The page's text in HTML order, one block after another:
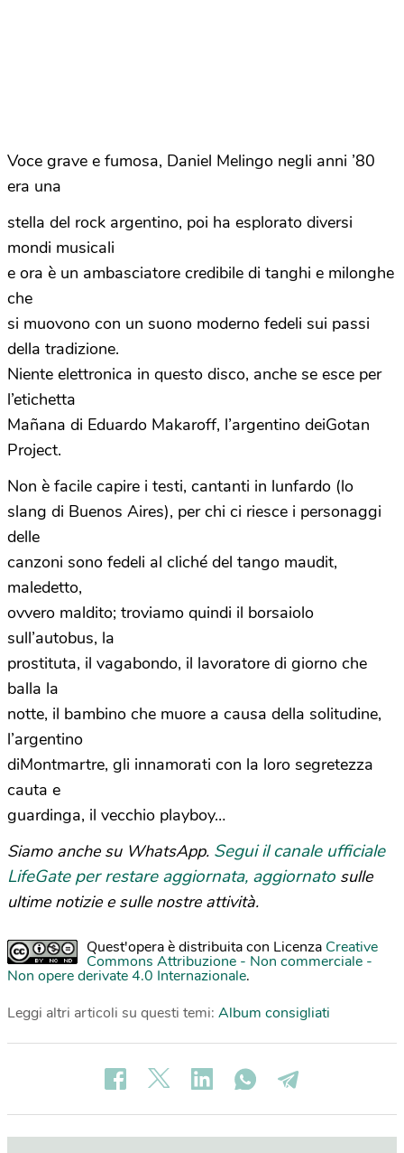
Voce grave e fumosa, Daniel Melingo negli anni ’80
era una
stella del rock argentino, poi ha esplorato diversi
mondi musicali
e ora è un ambasciatore credibile di tanghi e milonghe
che
si muovono con un suono moderno fedeli sui passi
della tradizione.
Niente elettronica in questo disco, anche se esce per
l’etichetta
Mañana di Eduardo Makaroff, l’argentino deiGotan
Project.
Non è facile capire i testi, cantanti in lunfardo (lo
slang di Buenos Aires), per chi ci riesce i personaggi
delle
canzoni sono fedeli al cliché del tango maudit,
maledetto,
ovvero maldito; troviamo quindi il borsaiolo
sull’autobus, la
prostituta, il vagabondo, il lavoratore di giorno che
balla la
notte, il bambino che muore a causa della solitudine,
l’argentino
diMontmartre, gli innamorati con la loro segretezza
cauta e
guardinga, il vecchio playboy…
Siamo anche su WhatsApp. Segui il canale ufficiale
LifeGate per restare aggiornata, aggiornato sulle
ultime notizie e sulle nostre attività.
Quest'opera è distribuita con Licenza Creative
Commons Attribuzione - Non commerciale -
Non opere derivate 4.0 Internazionale.
Leggi altri articoli su questi temi: Album consigliati